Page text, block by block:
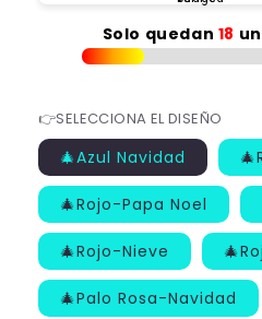
Solo quedan 18
👉SELECCIONA EL DISEÑO
🎄Azul Navidad
🎄Rojo-Papa Noel
🎄Rojo-Nieve
🎄Palo Rosa-Navidad